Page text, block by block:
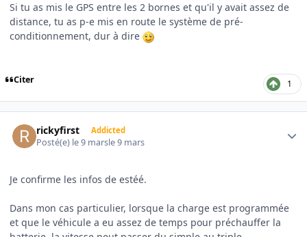
Si tu as mis le GPS entre les 2 bornes et qu'il y avait assez de
distance, tu as p-e mis en route le système de pré-
conditionnement, dur à dire
Citer 1
rickyfirst Addicted
Posté(e) le 9 marsle 9 mars
Je confirme les infos de estéé.
Dans mon cas particulier, lorsque la charge est programmée
et que le véhicule a eu assez de temps pour préchauffer la